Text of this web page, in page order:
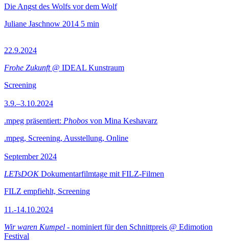
Die Angst des Wolfs vor dem Wolf
Juliane Jaschnow 2014 5 min
22.9.2024
Frohe Zukunft@ IDEAL Kunstraum
Screening
3.9.–3.10.2024
.mpeg präsentiert: Phobos von Mina Keshavarz
.mpeg, Screening, Ausstellung, Online
September 2024
LETsDOKDokumentarfilmtage mit FILZ-Filmen
FILZ empfiehlt, Screening
11.-14.10.2024
Wir waren Kumpel - nominiert für den Schnittpreis @ Edimotion
Festival